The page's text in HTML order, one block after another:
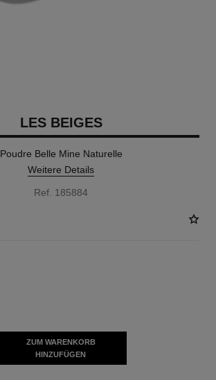
LES BEIGES
Poudre Belle Mine Naturelle
Weitere Details
Ref. 185884
ZUM WARENKORB
HINZUFÜGEN